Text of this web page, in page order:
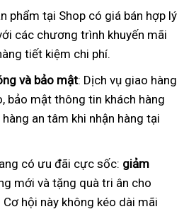
phẩm tại Shop có giá bán hợp lý
các chương trình khuyến mãi
tiết kiệm chi phí.
và bảo mật: Dịch vụ giao hàng
bảo mật thông tin khách hàng
an tâm khi nhận hàng tại
có ưu đãi cực sốc: giảm
mới và tặng quà tri ân cho
hội này không kéo dài mãi